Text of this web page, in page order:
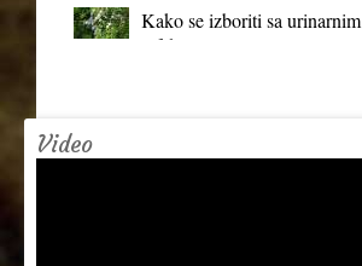
Kako se izboriti sa urinarnim
infekcijama?
Video